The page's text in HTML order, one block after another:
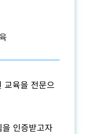
교육을 전문으
인증받고자